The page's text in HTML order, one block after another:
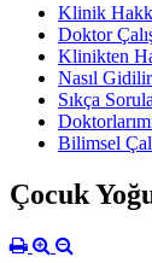
Klinik
Doktor
Klinikten
Nasıl
Sıkça
Bilimsel
Çocuk